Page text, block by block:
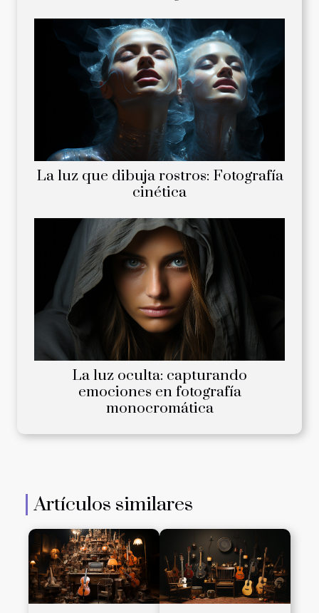
La luz que dibuja rostros: Fotografía
cinética
La luz oculta: capturando
emociones en fotografía
monocromática
Artículos similares